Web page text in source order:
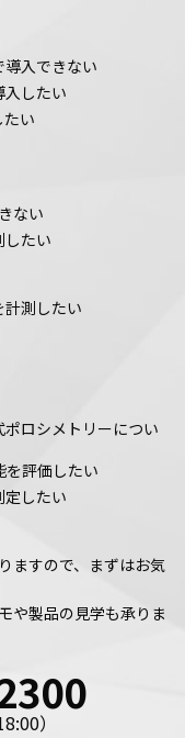
入できない
入したい
い
ない
したい
測したい
ロシメトリーについ
を評価したい
定したい
ますので、まずはお気
や製品の見学も承りま
）